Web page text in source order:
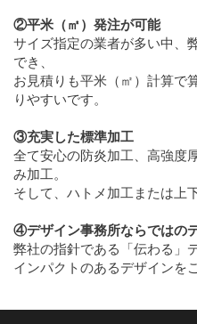
②平米（㎡）発注が可能
サイズ指定の業者が多い中、
でき、
お見積りも平米（㎡）計算で
りやすいです。
③充実した標準加工
全て安心の防炎加工、高強度
み加工。
そして、ハトメ加工または上
④デザイン事務所ならではの
弊社の指針である「伝わる」
インパクトのあるデザインを